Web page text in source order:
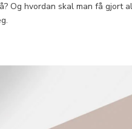
Og hvordan skal man få gjort